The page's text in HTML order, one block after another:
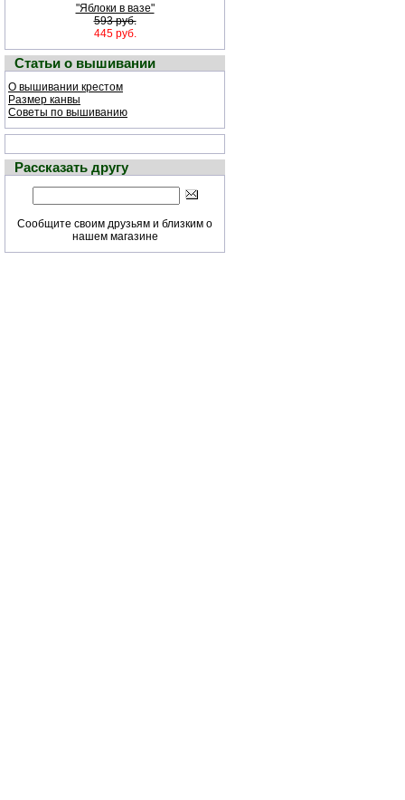
"Яблоки в вазе"
593 руб.
445 руб.
Статьи о вышивании
О вышивании крестом
Размер канвы
Советы по вышиванию
Рассказать другу
Сообщите своим друзьям и близким о
нашем магазине